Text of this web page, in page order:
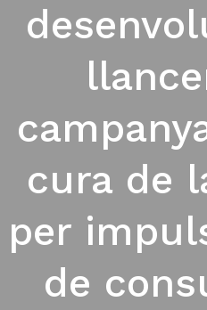
cura de
per
de